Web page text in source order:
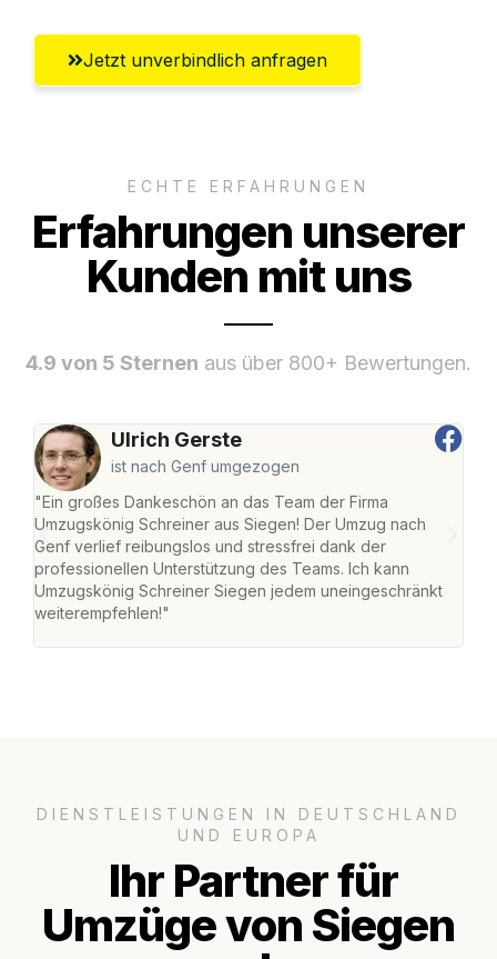
Jetzt unverbindlich anfragen
ECHTE ERFAHRUNGEN
Erfahrungen unserer
Kunden mit uns
4.9 von 5 Sternen aus über 800+ Bewertungen.
Ulrich Gerste
ist nach Genf umgezogen
"Ein großes Dankeschön an das Team der Firma
Umzugskönig Schreiner aus Siegen! Der Umzug nach
Genf verlief reibungslos und stressfrei dank der
professionellen Unterstützung des Teams. Ich kann
Umzugskönig Schreiner Siegen jedem uneingeschränkt
weiterempfehlen!"
DIENSTLEISTUNGEN IN DEUTSCHLAND
UND EUROPA
Ihr Partner für
Umzüge von Siegen